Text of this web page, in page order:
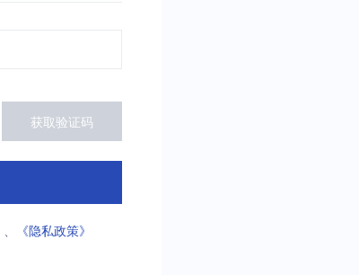
获取验证码
、 《隐私政策》